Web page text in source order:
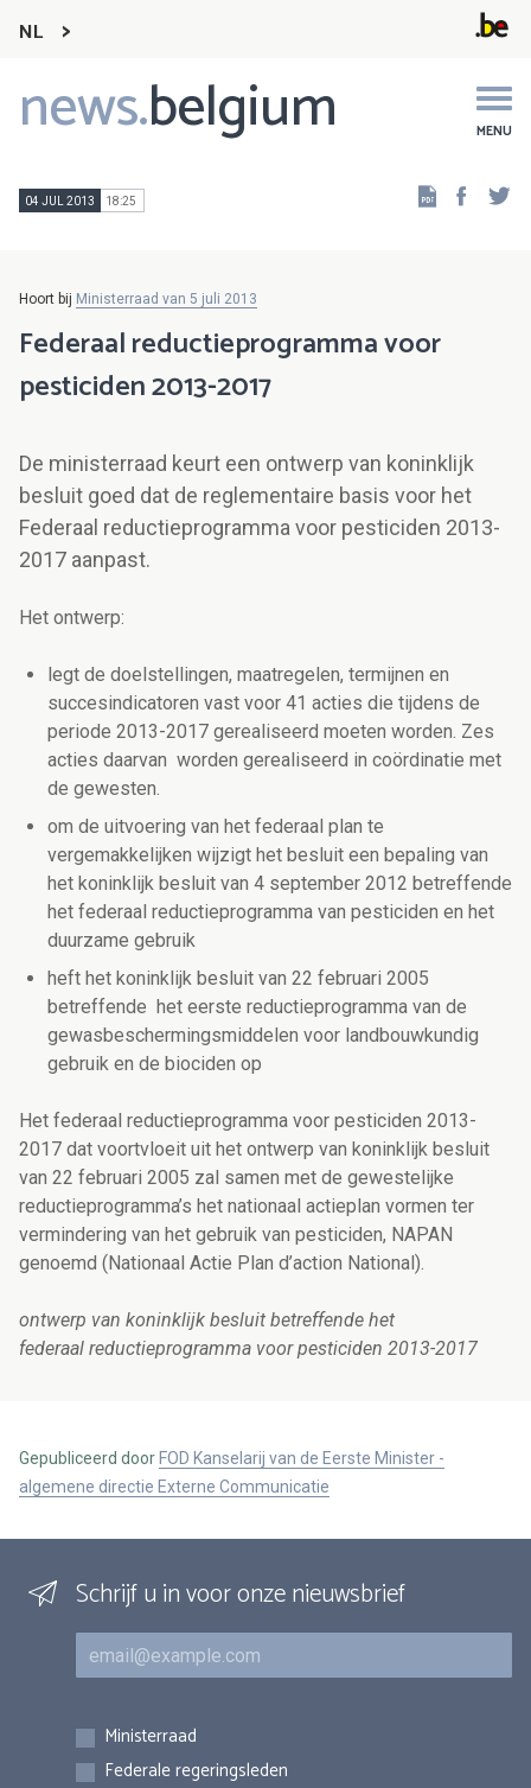
NL
news.belgium MENU
Main
navigation
04 JUL 2013 18:25
Hoort bij Ministerraad van 5 juli 2013
Federaal reductieprogramma voor
pesticiden 2013-2017
De ministerraad keurt een ontwerp van koninklijk
besluit goed dat de reglementaire basis voor het
Federaal reductieprogramma voor pesticiden 2013-
2017 aanpast.
Het ontwerp:
legt de doelstellingen, maatregelen, termijnen en
succesindicatoren vast voor 41 acties die tijdens de
periode 2013-2017 gerealiseerd moeten worden. Zes
acties daarvan worden gerealiseerd in coördinatie met
de gewesten.
om de uitvoering van het federaal plan te
vergemakkelijken wijzigt het besluit een bepaling van
het koninklijk besluit van 4 september 2012 betreffende
het federaal reductieprogramma van pesticiden en het
duurzame gebruik
heft het koninklijk besluit van 22 februari 2005
betreffende het eerste reductieprogramma van de
gewasbeschermingsmiddelen voor landbouwkundig
gebruik en de biociden op
Het federaal reductieprogramma voor pesticiden 2013-
2017 dat voortvloeit uit het ontwerp van koninklijk besluit
van 22 februari 2005 zal samen met de gewestelijke
reductieprogramma’s het nationaal actieplan vormen ter
vermindering van het gebruik van pesticiden, NAPAN
genoemd (Nationaal Actie Plan d’action National).
ontwerp van koninklijk besluit betreffende het
federaal reductieprogramma voor pesticiden 2013-2017
Gepubliceerd door FOD Kanselarij van de Eerste Minister -
algemene directie Externe Communicatie
Schrijf u in voor onze nieuwsbrief
E-mail
Inschrijvingen
Ministerraad
Federale regeringsleden